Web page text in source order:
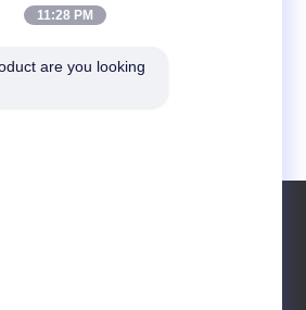
นไม้ตอ
อนหมอน
11:28 PM
are you looking